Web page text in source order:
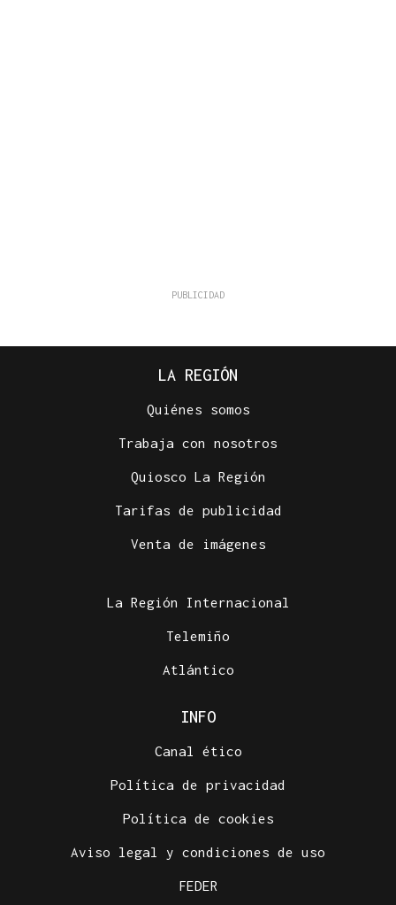
LA REGIÓN
Quiénes somos
Trabaja con nosotros
Quiosco La Región
Tarifas de publicidad
Venta de imágenes
La Región Internacional
Telemiño
Atlántico
INFO
Canal ético
Política de privacidad
Política de cookies
Aviso legal y condiciones de uso
FEDER